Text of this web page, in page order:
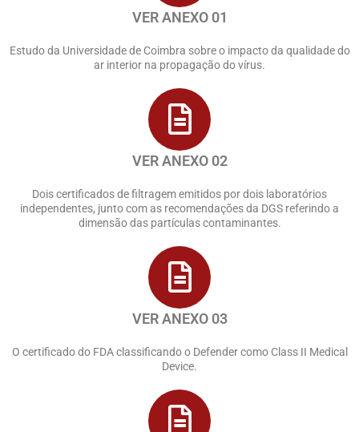
VER ANEXO 01
Estudo da Universidade de Coimbra sobre o impacto da qualidade do
ar interior na propagação do vírus.
VER ANEXO 02
Dois certificados de filtragem emitidos por dois laboratórios
independentes, junto com as recomendações da DGS referindo a
dimensão das partículas contaminantes.
VER ANEXO 03
O certificado do FDA classificando o Defender como Class II Medical
Device.